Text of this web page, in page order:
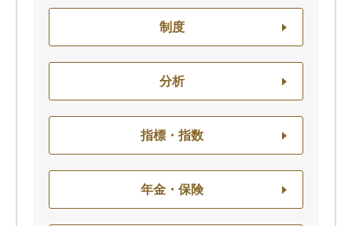
制度
分析
指標・指数
年金・保険